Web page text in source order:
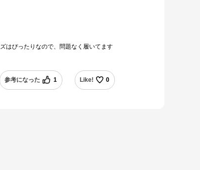
はぴったりなので、問題なく履いてます
参考になった 1 Like! 0